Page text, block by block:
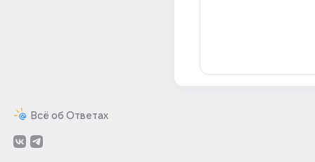
Всё об Ответах